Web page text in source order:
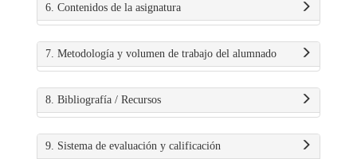
6. Contenidos de la asignatura
7. Metodología y volumen de trabajo del alumnado
8. Bibliografía / Recursos
9. Sistema de evaluación y calificación